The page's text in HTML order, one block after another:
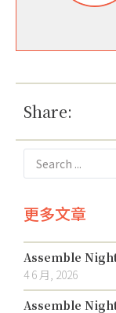
Share:
更多文章
Assemble
4 6 月, 2026
Assemble